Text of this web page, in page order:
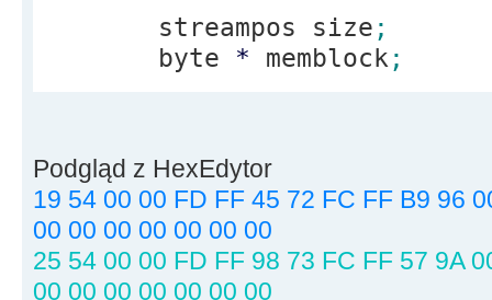
streampos size ;
byte * memblock ;
if (file.
size
file. seekg (
Podgląd z HexEdytor
19 54 00 00 FD FF 45 72 FC FF B9 96
00 00 00 00 00 00 00
25 54 00 00 FD FF 98 73 FC FF 57 9A
00 00 00 00 00 00 00